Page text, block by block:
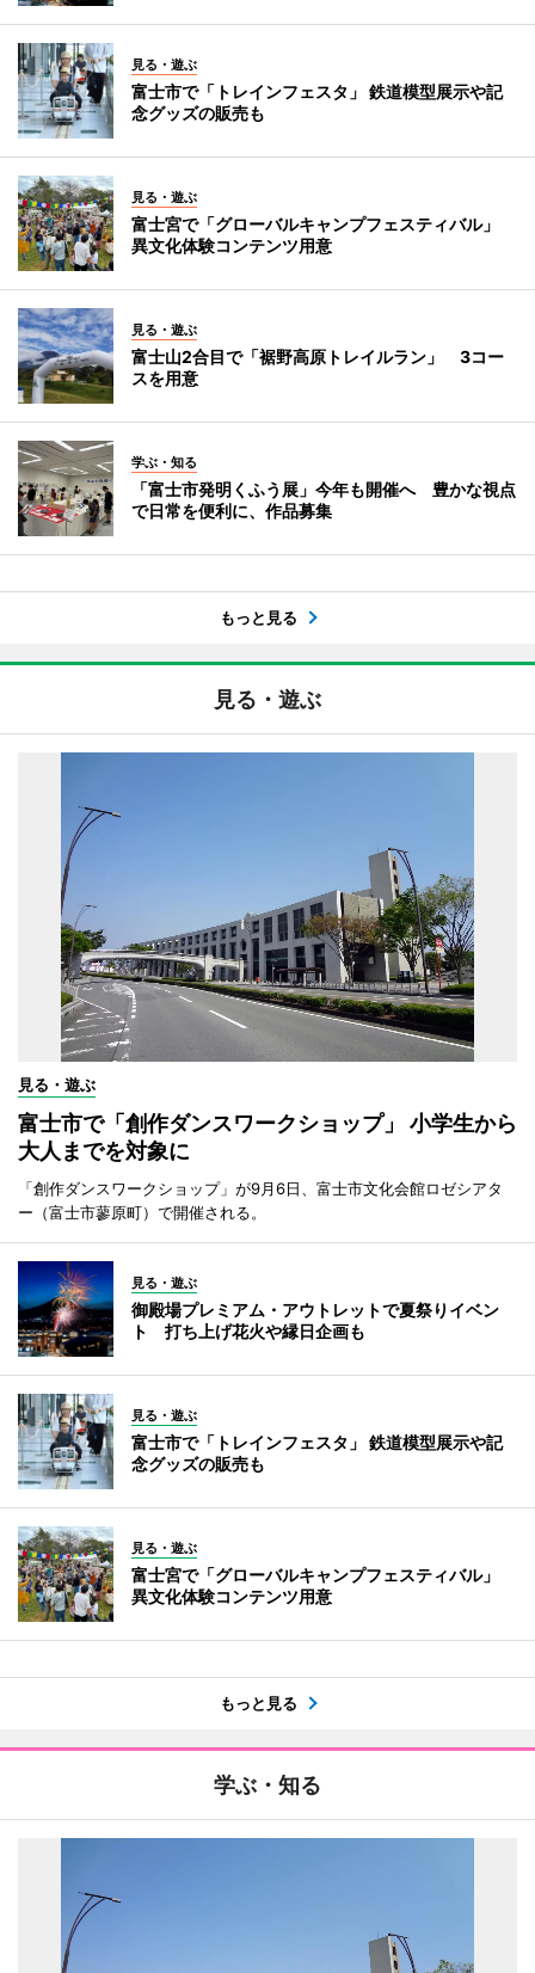
見る・遊ぶ
富士市で「トレインフェスタ」 鉄道模型展示や記
念グッズの販売も
見る・遊ぶ
富士宮で「グローバルキャンプフェスティバル」
異文化体験コンテンツ用意
見る・遊ぶ
富士山2合目で「裾野高原トレイルラン」 3コー
スを用意
学ぶ・知る
「富士市発明くふう展」今年も開催へ 豊かな視点
で日常を便利に、作品募集
もっと見る
見る・遊ぶ
見る・遊ぶ
富士市で「創作ダンスワークショップ」 小学生から
大人までを対象に
「創作ダンスワークショップ」が9月6日、富士市文化会館ロゼシアタ
ー（富士市蓼原町）で開催される。
見る・遊ぶ
御殿場プレミアム・アウトレットで夏祭りイベン
ト 打ち上げ花火や縁日企画も
見る・遊ぶ
富士市で「トレインフェスタ」 鉄道模型展示や記
念グッズの販売も
見る・遊ぶ
富士宮で「グローバルキャンプフェスティバル」
異文化体験コンテンツ用意
もっと見る
学ぶ・知る